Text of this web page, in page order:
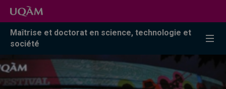
Accéder
recherche
Accéder
menu
pricipal
Accéder
zone
centrale
Maîtrise et doctorat en science, technologie et
société